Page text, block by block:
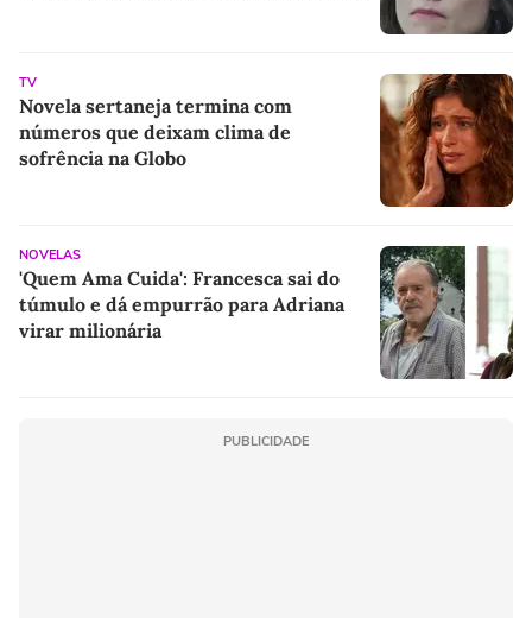
TV
Novela sertaneja termina com
números que deixam clima de
sofrência na Globo
NOVELAS
'Quem Ama Cuida': Francesca sai do
túmulo e dá empurrão para Adriana
virar milionária
PUBLICIDADE